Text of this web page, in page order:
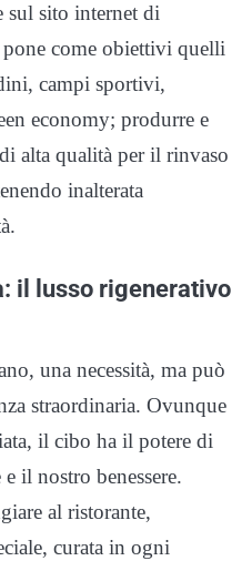
sul sito internet di
come obiettivi quelli
campi sportivi,
economy; produrre e
alta qualità per il rinvaso
inalterata
il lusso rigenerativo
una necessità, ma può
straordinaria. Ovunque
il cibo ha il potere di
il nostro benessere.
al ristorante,
curata in ogni